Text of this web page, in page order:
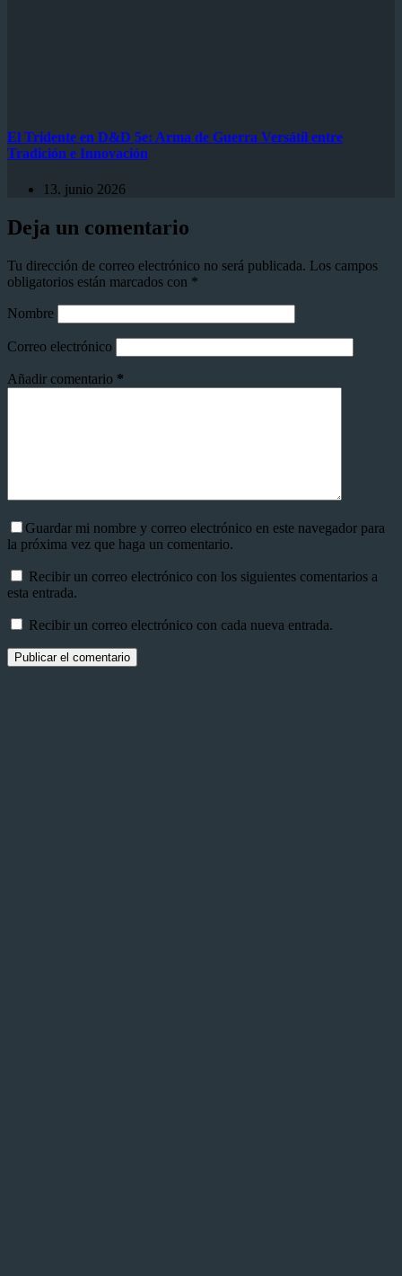
El Tridente en D&D 5e: Arma de Guerra Versátil entre
Tradición e Innovación
13. junio 2026
Deja un comentario
Tu dirección de correo electrónico no será publicada. Los campos
obligatorios están marcados con *
Nombre
Correo electrónico
Añadir comentario *
Guardar mi nombre y correo electrónico en este navegador para
la próxima vez que haga un comentario.
Recibir un correo electrónico con los siguientes comentarios a
esta entrada.
Recibir un correo electrónico con cada nueva entrada.
Publicar el comentario